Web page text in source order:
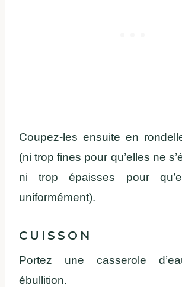
Coupez-les ensuite en
(ni trop fines pour qu’elles ne
ni trop épaisses pour
uniformément).
CUISSON
Portez une casserole
ébullition.